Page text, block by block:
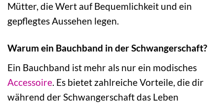
Mütter, die Wert auf Bequemlichkeit und ein
gepflegtes Aussehen legen.
Warum ein Bauchband in der Schwangerschaft?
Ein Bauchband ist mehr als nur ein modisches
Accessoire . Es bietet zahlreiche Vorteile, die dir
während der Schwangerschaft das Leben